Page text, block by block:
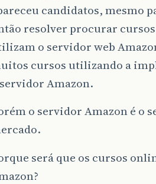
candidatos, mesmo
resolver procurar
o servidor web
cursos utilizando a
Amazon.
o servidor Amazon é o
será que os cursos